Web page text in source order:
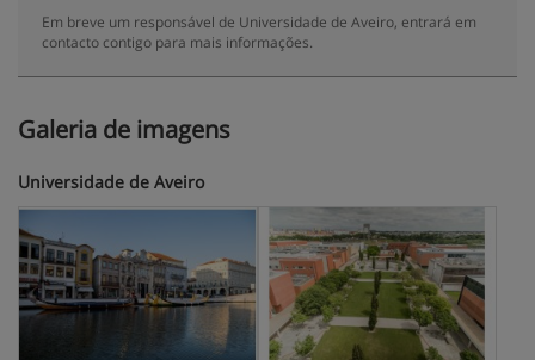
Em breve um responsável de Universidade de Aveiro, entrará em
contacto contigo para mais informações.
Galeria de imagens
Universidade de Aveiro